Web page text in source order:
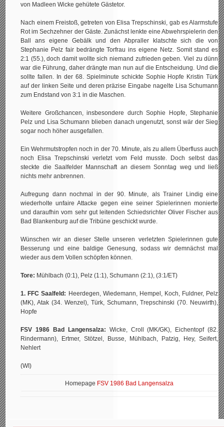
von Madleen Wicke gehütete Gästetor.
Nach einem Freistoß, getreten von Elisa Trepschinski, gab es Alarmstufe
Rot im Sechzehner der Gäste. Zunächst lenkte eine Abwehrspielerin den
Ball ans eigene Gebälk und den Abpraller klatschte sich die von
Stephanie Pelz fair bedrängte Torfrau ins eigene Netz. Somit stand es
2:1 (55.), doch damit wollte sich niemand zufrieden geben. Viel zu dünn
war die Führung, daher drängte man nun auf die Entscheidung. Und die
sollte fallen. In der 68. Spielminute schickte Sophie Hopfe Kristin Türk
auf der linken Seite und deren präzise Eingabe nagelte Lisa Schumann
zum Endstand von 3:1 in die Maschen.
Weitere Großchancen, insbesondere durch Sophie Hopfe, Stephanie
Pelz und Lisa Schumann blieben danach ungenutzt, sonst wär der Sieg
sogar noch höher ausgefallen.
Ein Wehrmutstropfen noch in der 70. Minute, als zu allem Überfluss auch
noch Elisa Trepschinski verletzt vom Feld musste. Doch selbst das
steckte die Saalfelder Mannschaft an diesem Sonntag weg und ließ
nichts mehr anbrennen.
Aufregung dann nochmal in der 90. Minute, als Trainer Lindig eine
wiederholte unfaire Attacke gegen eine seiner Spielerinnen monierte
und daraufhin vom sehr gut leitenden Schiedsrichter Oliver Fischer aus
Bad Blankenburg auf die Tribüne geschickt wurde.
Wünschen wir an dieser Stelle unseren verletzten Spielerinnen gute
Besserung und eine baldige Genesung, sodass wir demnächst mal
wieder aus dem Vollen schöpfen können.
Tore: Mühlbach (0:1), Pelz (1:1), Schumann (2:1), (3:1/ET)
1. FFC Saalfeld: Heerdegen, Wiedemann, Hempel, Koch, Fuldner, Pelz
(MK), Atak (34. Wenzel), Türk, Schumann, Trepschinski (70. Neuwirth),
Hopfe
FSV 1986 Bad Langensalza: Wicke, Croll (MK/GK), Eichentopf (82.
Rindermann), Ertmer, Stötzel, Busse, Mühlbach, Patzig, Hey, Seifert,
Nehlert
(WI)
Homepage FSV 1986 Bad Langensalza